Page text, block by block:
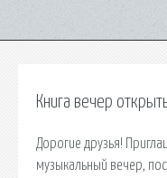
Книга вечер
Дорогие друзья!
музыкальный вечер,